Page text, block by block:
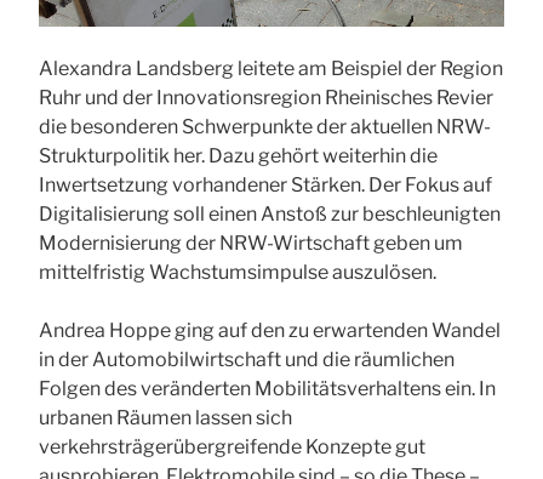
Alexandra Landsberg leitete am Beispiel der Region
Ruhr und der Innovationsregion Rheinisches Revier
die besonderen Schwerpunkte der aktuellen NRW-
Strukturpolitik her. Dazu gehört weiterhin die
Inwertsetzung vorhandener Stärken. Der Fokus auf
Digitalisierung soll einen Anstoß zur beschleunigten
Modernisierung der NRW-Wirtschaft geben um
mittelfristig Wachstumsimpulse auszulösen.
Andrea Hoppe ging auf den zu erwartenden Wandel
in der Automobilwirtschaft und die räumlichen
Folgen des veränderten Mobilitätsverhaltens ein. In
urbanen Räumen lassen sich
verkehrsträgerübergreifende Konzepte gut